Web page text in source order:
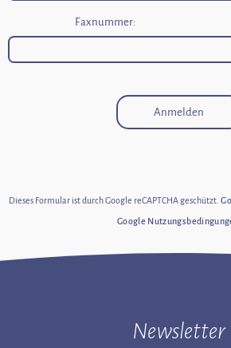
Faxnummer:
Anmelden
Dieses Formular ist durch Google reCAPTCHA geschützt.
Google
Newsletter